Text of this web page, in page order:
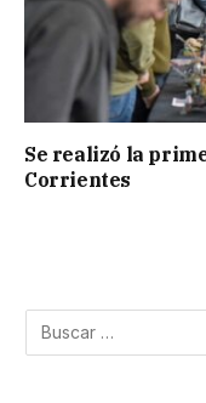
Se realizó la
Corrientes